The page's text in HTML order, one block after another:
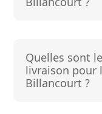
Quelles sont
livraison pour
Billancourt ?